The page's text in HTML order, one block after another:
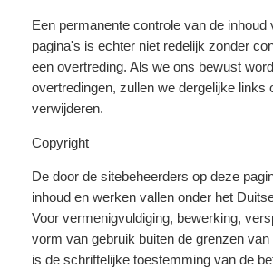
Een permanente controle van de inhoud
pagina's is echter niet redelijk zonder
een overtreding. Als we ons bewust
overtredingen, zullen we dergelijke links
verwijderen.
Copyright
De door de sitebeheerders op deze
inhoud en werken vallen onder het
Voor vermenigvuldiging, bewerking,
vorm van gebruik buiten de grenzen
is de schriftelijke toestemming van de